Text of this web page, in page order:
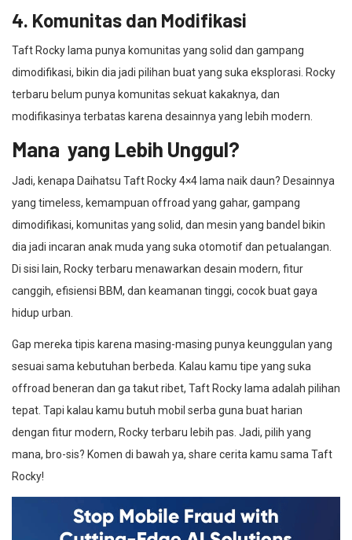
4. Komunitas dan Modifikasi
Taft Rocky lama punya komunitas yang solid dan gampang
dimodifikasi, bikin dia jadi pilihan buat yang suka eksplorasi. Rocky
terbaru belum punya komunitas sekuat kakaknya, dan
modifikasinya terbatas karena desainnya yang lebih modern.
Mana yang Lebih Unggul?
Jadi, kenapa Daihatsu Taft Rocky 4×4 lama naik daun? Desainnya
yang timeless, kemampuan offroad yang gahar, gampang
dimodifikasi, komunitas yang solid, dan mesin yang bandel bikin
dia jadi incaran anak muda yang suka otomotif dan petualangan.
Di sisi lain, Rocky terbaru menawarkan desain modern, fitur
canggih, efisiensi BBM, dan keamanan tinggi, cocok buat gaya
hidup urban.
Gap mereka tipis karena masing-masing punya keunggulan yang
sesuai sama kebutuhan berbeda. Kalau kamu tipe yang suka
offroad beneran dan ga takut ribet, Taft Rocky lama adalah pilihan
tepat. Tapi kalau kamu butuh mobil serba guna buat harian
dengan fitur modern, Rocky terbaru lebih pas. Jadi, pilih yang
mana, bro-sis? Komen di bawah ya, share cerita kamu sama Taft
Rocky!